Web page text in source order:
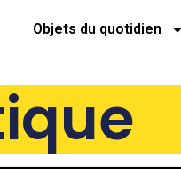
Objets du quotidien